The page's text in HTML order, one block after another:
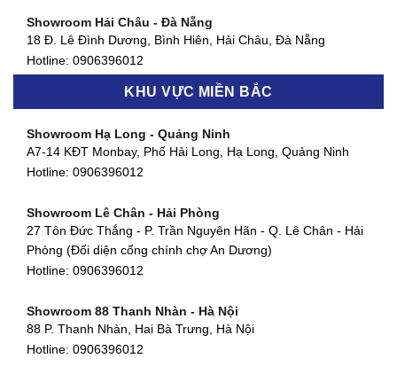
Showroom Quận 7 - TP. HCM
877 Huỳnh Tấn Phát, Phú Thuận, Quận 7, TP HCM
Hotline:0906396012
580 Phan Văn Trị, Phường 7, Quận 5, TP HCM
Hotline:0906396012
90 Đ. Cộng Hòa, Phường 4, Tân Bình, TP HCM
Hotline:0906396012
Showroom Hải Châu - Đà Nẵng
18 Đ. Lê Đình Dương, Bình Hiên, Hải Châu, Đà Nẵng
Hotline: 0906396012
Showroom Thanh Khê - Đà Nẵng
Hotline:0906396012
Showroom Cẩm Lệ - Đà Nẵng
Hotline:0906396012
Showroom Huế
54 Hùng Vương, Phú Hội, Thành phố Huế, Thừa Thiên Huế
Showroom Hà Tĩnh
82 Quang Trung, Thạch Quý, Hà Tĩnh
KHU VỰC MIỀN BẮC
Showroom Hạ Long - Quảng Ninh
A7-14 KĐT Monbay, Phố Hải Long, Hạ Long, Quảng Ninh
Hotline: 0906396012
Showroom Lê Chân - Hải Phòng
27 Tôn Đức Thắng - P. Trần Nguyên Hãn - Q. Lê Chân - Hải
Phòng (Đối diện cổng chính chợ An Dương)
Hotline: 0906396012
Showroom 88 Thanh Nhàn - Hà Nội
88 P. Thanh Nhàn, Hai Bà Trưng, Hà Nội
Hotline: 0906396012